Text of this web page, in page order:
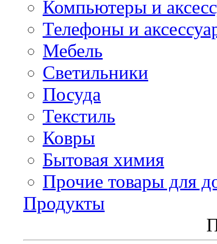
Компьютеры и
Телефоны и
Мебель
Светильники
Посуда
Текстиль
Ковры
Бытовая химия
Прочие товары для
Продукты